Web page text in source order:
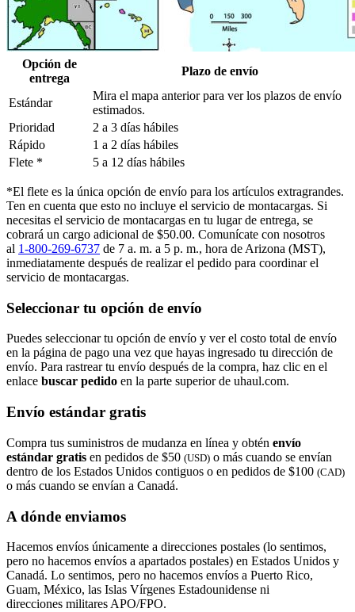
Opción de
entrega
Plazo de envío
Estándar
Mira el mapa anterior para ver los plazos de envío
estimados.
Prioridad
2 a 3 días hábiles
Rápido
1 a 2 días hábiles
Flete *
5 a 12 días hábiles
*El flete es la única opción de envío para los artículos extragrandes.
Ten en cuenta que esto no incluye el servicio de montacargas. Si
necesitas el servicio de montacargas en tu lugar de entrega, se
cobrará un cargo adicional de $50.00. Comunícate con nosotros
al 1-800-269-6737 de 7 a. m. a 5 p. m., hora de Arizona (MST),
inmediatamente después de realizar el pedido para coordinar el
servicio de montacargas.
Seleccionar tu opción de envío
Puedes seleccionar tu opción de envío y ver el costo total de envío
en la página de pago una vez que hayas ingresado tu dirección de
envío. Para rastrear tu envío después de la compra, haz clic en el
enlace buscar pedido​​​​​​​ en la parte superior de uhaul.com.
Envío estándar gratis
Compra tus suministros de mudanza en línea y obtén envío
estándar gratis en pedidos de $50 (USD) o más cuando se envían
dentro de los Estados Unidos contiguos o en pedidos de $100 (CAD)
o más cuando se envían a Canadá.
A dónde enviamos
Hacemos envíos únicamente a direcciones postales (lo sentimos,
pero no hacemos envíos a apartados postales) en Estados Unidos y
Canadá. Lo sentimos, pero no hacemos envíos a Puerto Rico,
Guam, México, las Islas Vírgenes Estadounidense ni
direcciones militares APO/FPO.